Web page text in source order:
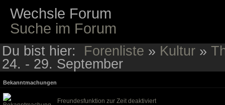
Wechsle Forum
Suche im Forum
Du bist hier: Forenliste » Kultur »
24. - 29. September
Bekanntmachungen
Freundesfunktion zur Zeit deaktiviert